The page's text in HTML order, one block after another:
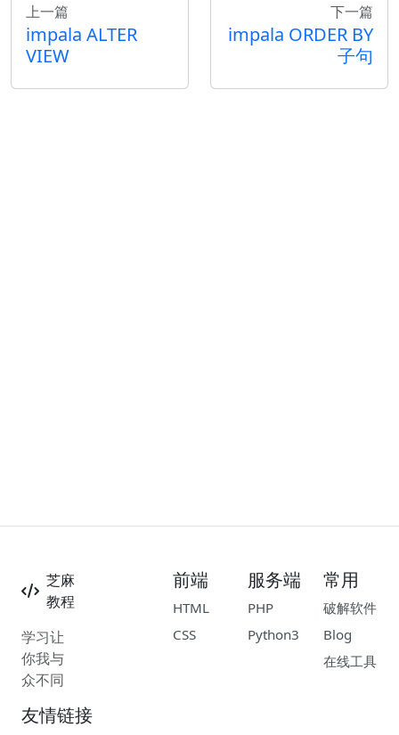
上一篇
impala ALTER
VIEW
下一篇
impala ORDER BY
子句
芝麻
教程
学习让
你我与
众不同
前端
HTML
CSS
服务端
PHP
Python3
常用
破解软件
Blog
在线工具
友情链接